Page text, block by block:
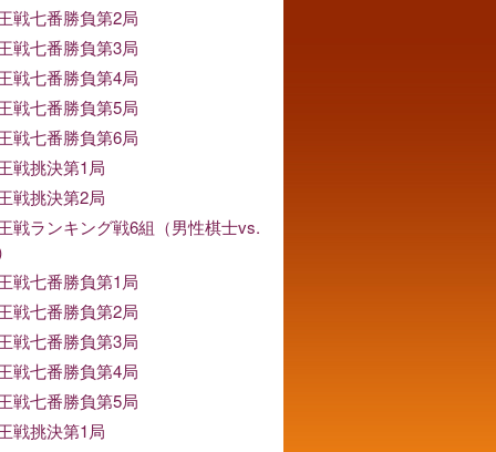
戦七番勝負第2局
戦七番勝負第3局
戦七番勝負第4局
戦七番勝負第5局
戦七番勝負第6局
戦挑決第1局
戦挑決第2局
戦ランキング戦6組（男性棋士vs.
戦七番勝負第1局
戦七番勝負第2局
戦七番勝負第3局
戦七番勝負第4局
戦七番勝負第5局
戦挑決第1局